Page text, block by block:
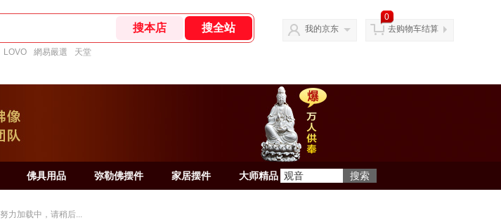
LOVO 網易嚴選 天堂
我的京东
0
去购物车结算
佛具用品 弥勒佛摆件 家居摆件 大师精品
努力加载中，请稍后...